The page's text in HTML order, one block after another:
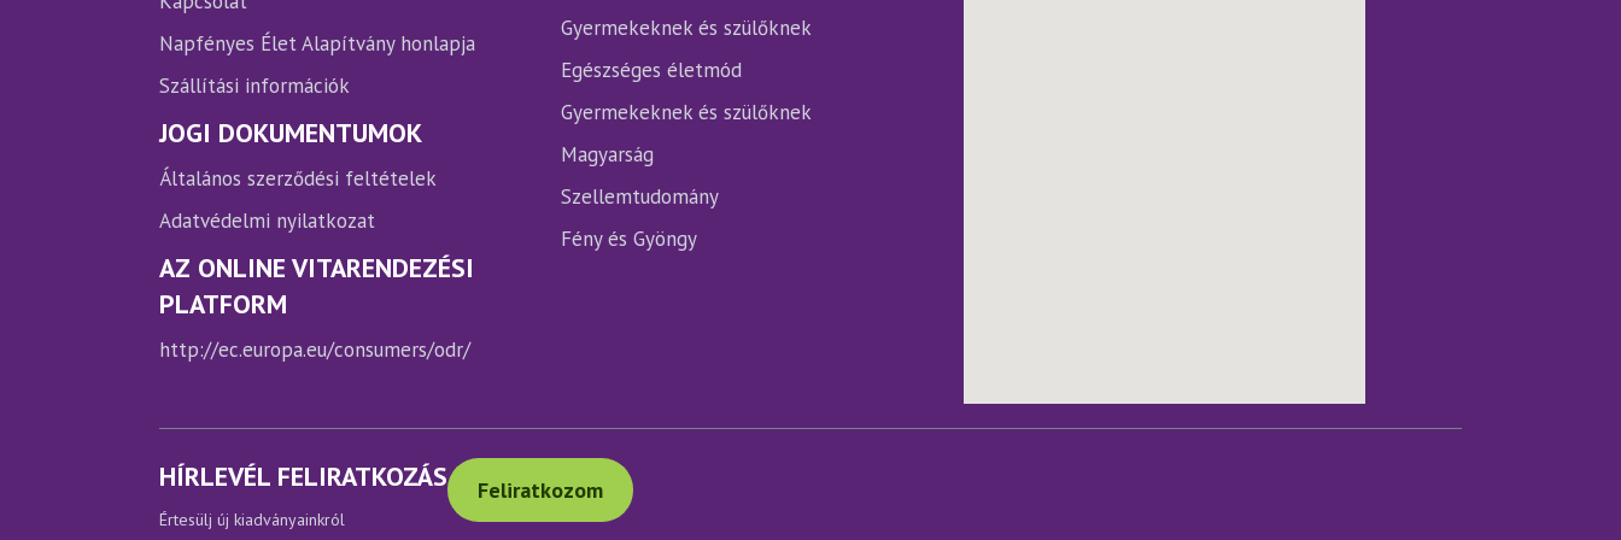
Napfényes Élet Alapítvány honlapja
Szállítási információk
JOGI DOKUMENTUMOK
Általános szerződési feltételek
Adatvédelmi nyilatkozat
AZ ONLINE VITARENDEZÉSI
PLATFORM
http://ec.europa.eu/consumers/odr/
Gyermekeknek és szülőknek
Egészséges életmód
Gyermekeknek és szülőknek
Magyarság
Szellemtudomány
Fény és Gyöngy
HÍRLEVÉL FELIRATKOZÁS
Értesülj új kiadványainkról
Feliratkozom